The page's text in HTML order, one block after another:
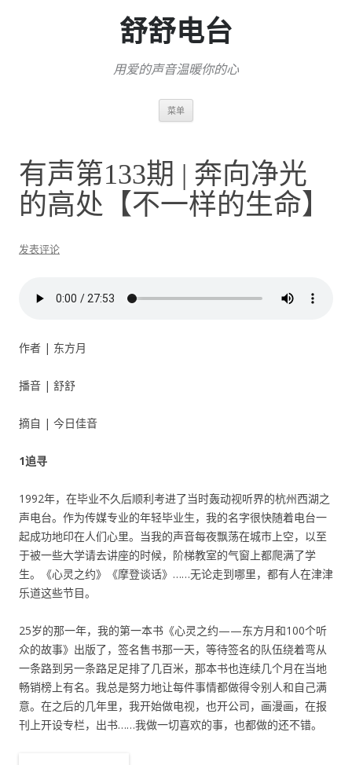
舒舒电台
用爱的声音温暖你的心
菜单
有声第133期 | 奔向净光
的高处【不一样的生命】
发表评论
作者 | 东方月
播音 | 舒舒
摘自 | 今日佳音
1追寻
1992年，在毕业不久后顺利考进了当时轰动视听界的杭州西湖之
声电台。作为传媒专业的年轻毕业生，我的名字很快随着电台一
起成功地印在人们心里。当我的声音每夜飘荡在城市上空，以至
于被一些大学请去讲座的时候，阶梯教室的气窗上都爬满了学
生。《心灵之约》《摩登谈话》……无论走到哪里，都有人在津津
乐道这些节目。
25岁的那一年，我的第一本书《心灵之约——东方月和100个听
众的故事》出版了，签名售书那一天，等待签名的队伍绕着弯从
一条路到另一条路足足排了几百米，那本书也连续几个月在当地
畅销榜上有名。我总是努力地让每件事情都做得令别人和自己满
意。在之后的几年里，我开始做电视，也开公司，画漫画，在报
刊上开设专栏，出书……我做一切喜欢的事，也都做的还不错。